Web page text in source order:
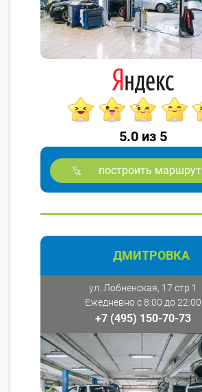
5.0 из 5
построить маршрут
ДМИТРОВКА
ул. Лобненская, 17 стр 1
Ежедневно с 8:00 до 22:00
+7 (495) 150-70-73